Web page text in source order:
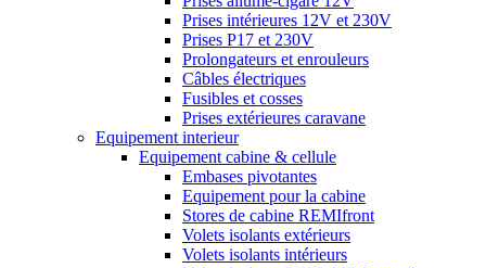
Prises intérieures 12V et 230V
Prises P17 et 230V
Prolongateurs et enrouleurs
Câbles électriques
Fusibles et cosses
Prises extérieures caravane
Equipement interieur
Equipement cabine & cellule
Embases pivotantes
Equipement pour la cabine
Stores de cabine REMIfront
Volets isolants extérieurs
Volets isolants intérieurs